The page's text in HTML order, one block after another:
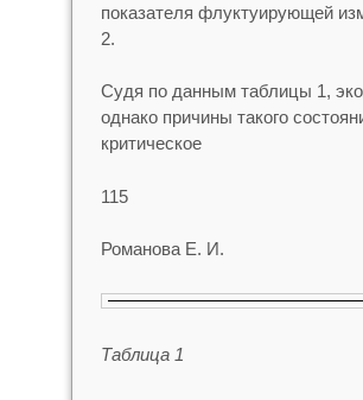
показателя флуктуирующей
2.
Судя по данным таблицы 1,
однако причины такого
критическое
115
Романова Е. И.
Таблица 1